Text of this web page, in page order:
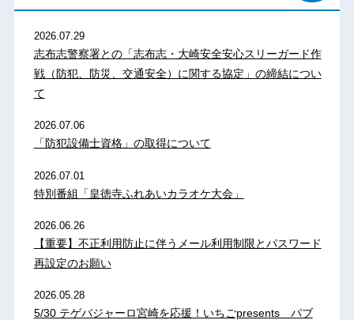
2026.07.29
志布志警察署との「志布志・大崎安全安心スリーガード作
戦（防犯、防災、交通安全）に関する協定」の締結につい
て
2026.07.06
「防犯設備士資格」の取得について
2026.07.01
特別番組「皇徳寺ふれあいカラオケ大会」
2026.06.26
【重要】不正利用防止に伴うメール利用制限とパスワード
再設定のお願い
2026.05.28
5/30 テゲバジャーロ宮崎を応援！いちごpresents パブ